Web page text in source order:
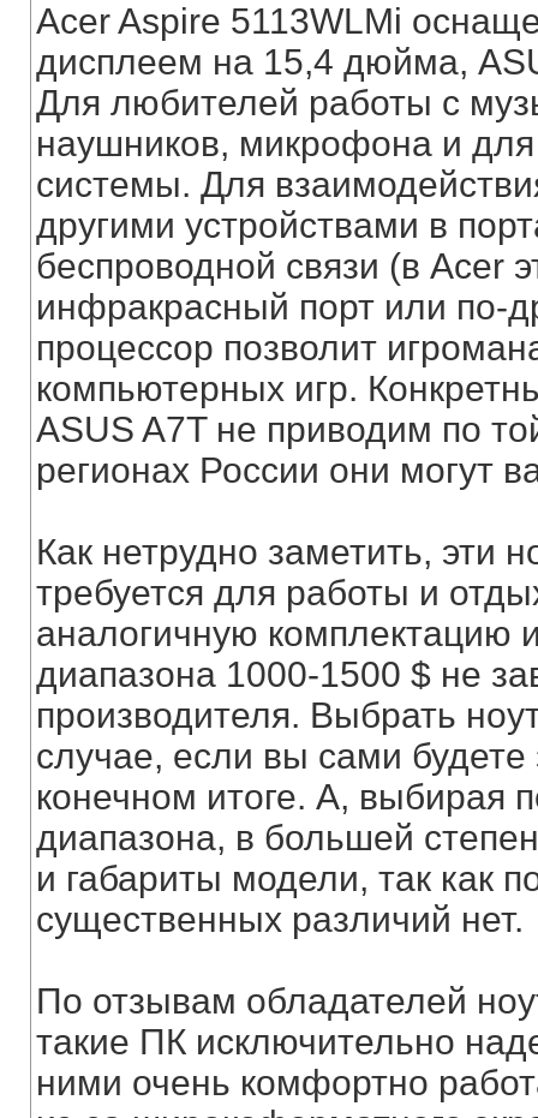
Acer Aspire 5113WLMi
дисплеем на 15,4 дюйма,
Для любителей работы с
наушников, микрофона и для
системы. Для
другими устройствами в
беспроводной связи (в Acer
инфракрасный порт или по-
процессор позволит
компьютерных игр.
ASUS A7T не приводим по
регионах России они могут
Как нетрудно заметить, эти
требуется для работы и
аналогичную комплектацию
диапазона 1000-1500 $ не
производителя. Выбрать
случае, если вы сами будете
конечном итоге. А, выбирая
диапазона, в большей
и габариты модели, так как
существенных различий нет.
По отзывам обладателей
такие ПК исключительно
ними очень комфортно